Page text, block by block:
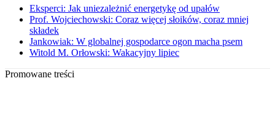
Eksperci: Jak uniezależnić energetykę od upałów
Prof. Wojciechowski: Coraz więcej słoików, coraz mniej
składek
Jankowiak: W globalnej gospodarce ogon macha psem
Witold M. Orłowski: Wakacyjny lipiec
Promowane treści